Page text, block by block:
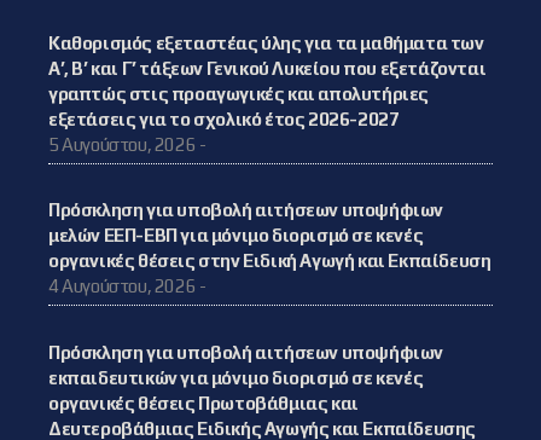
Καθορισμός εξεταστέας ύλης για τα μαθήματα των
Α’, Β’ και Γ’ τάξεων Γενικού Λυκείου που εξετάζονται
γραπτώς στις προαγωγικές και απολυτήριες
εξετάσεις για το σχολικό έτος 2026-2027
5 Αυγούστου, 2026 -
Πρόσκληση για υποβολή αιτήσεων υποψήφιων
μελών ΕΕΠ-ΕΒΠ για μόνιμο διορισμό σε κενές
οργανικές θέσεις στην Ειδική Αγωγή και Εκπαίδευση
4 Αυγούστου, 2026 -
Πρόσκληση για υποβολή αιτήσεων υποψήφιων
εκπαιδευτικών για μόνιμο διορισμό σε κενές
οργανικές θέσεις Πρωτοβάθμιας και
Δευτεροβάθμιας Ειδικής Αγωγής και Εκπαίδευσης